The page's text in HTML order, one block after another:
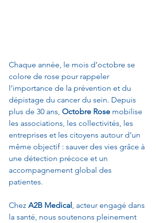
Chaque année, le mois d’octobre se
colore de rose pour rappeler
l’importance de la prévention et du
dépistage du cancer du sein. Depuis
plus de 30 ans, Octobre Rose mobilise
les associations, les collectivités, les
entreprises et les citoyens autour d’un
même objectif : sauver des vies grâce à
une détection précoce et un
accompagnement global des
patientes.
Chez A2B Medical , acteur engagé dans
la santé, nous soutenons pleinement